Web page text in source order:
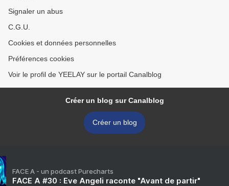
Signaler un abus
C.G.U.
Cookies et données personnelles
Préférences cookies
Voir le profil de YEELAY sur le portail Canalblog
Créer un blog sur Canalblog
Créer un blog
FACE A - un podcast Purecharts
FACE A #30 : Eve Angeli raconte "Avant de partir"